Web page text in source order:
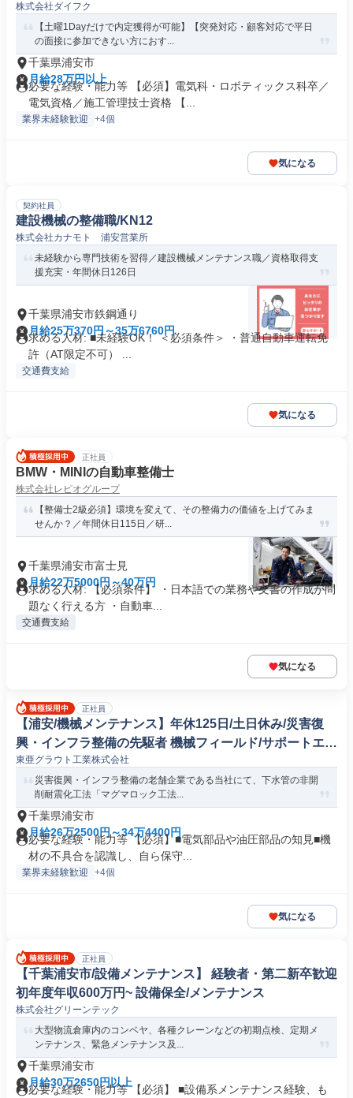
株式会社ダイフク
【土曜1Dayだけで内定獲得が可能】【突発対応・顧客対応で平日
の面接に参加できない方におす...
千葉県浦安市
月給28万円以上
必要な経験・能力等 【必須】電気科・ロボティックス科卒／
電気資格／施工管理技士資格 【...
業界未経験歓迎 +4個
気になる
契約社員
建設機械の整備職/KN12
株式会社カナモト 浦安営業所
未経験から専門技術を習得／建設機械メンテナンス職／資格取得支
援充実・年間休日126日
千葉県浦安市鉄鋼通り
月給25万370円～35万6760円
求める人材: ■未経験OK！ ＜必須条件＞ ・普通自動車運転免
許（AT限定不可） ...
交通費支給
気になる
正社員
BMW・MINIの自動車整備士
株式会社レピオグループ
【整備士2級必須】環境を変えて、その整備力の価値を上げてみま
せんか？／年間休日115日／研...
千葉県浦安市富士見
月給22万5000円～40万円
求める人材: 【必須条件】 ・日本語での業務や文書の作成が問
題なく行える方 ・自動車...
交通費支給
気になる
正社員
【浦安/機械メンテナンス】年休125日/土日休み/災害復
興・インフラ整備の先駆者 機械フィールド/サポートエン
ジニア
東亜グラウト工業株式会社
災害復興・インフラ整備の老舗企業である当社にて、下水管の非開
削耐震化工法「マグマロック工法...
千葉県浦安市
月給26万2500円～34万4400円
必要な経験・能力等 【必須】■電気部品や油圧部品の知見■機
材の不具合を認識し、自ら保守...
業界未経験歓迎 +4個
気になる
正社員
【千葉浦安市/設備メンテナンス】 経験者・第二新卒歓迎
初年度年収600万円~ 設備保全/メンテナンス
株式会社グリーンテック
大型物流倉庫内のコンベヤ、各種クレーンなどの初期点検、定期メ
ンテナンス、緊急メンテナンス及...
千葉県浦安市
月給30万2650円以上
必要な経験・能力等 【必須】 ■設備系メンテナンス経験、も